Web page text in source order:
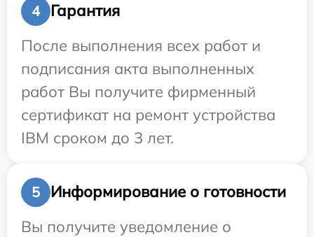
4
Гарантия
После выполнения всех работ и
подписания акта выполненных
работ Вы получите фирменный
сертификат на ремонт устройства
IBM сроком до 3 лет.
5
Информирование о готовности
Вы получите уведомление о